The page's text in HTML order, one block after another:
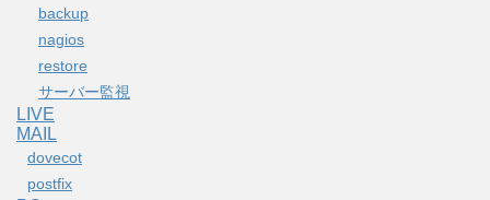
backup
nagios
restore
サーバー監視
LIVE
MAIL
dovecot
postfix